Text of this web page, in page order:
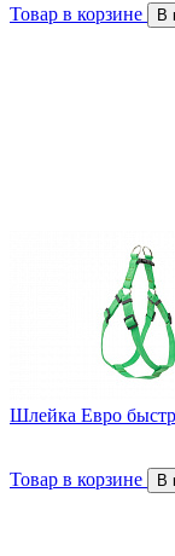
Товар в корзине В
Шлейка Евро
Товар в корзине В